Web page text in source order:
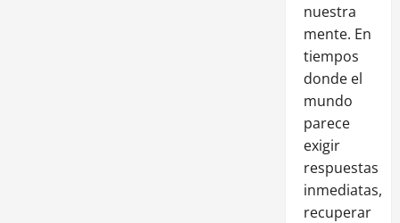
nuestra
mente. En
tiempos
donde el
mundo
parece
exigir
respuestas
inmediatas,
recuperar